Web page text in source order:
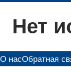
содержимому
Нет
О насОбратная